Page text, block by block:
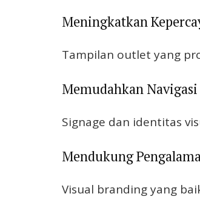
Meningkatkan
Tampilan outlet yang
Memudahkan
Signage dan identitas
Mendukung
Visual branding yang